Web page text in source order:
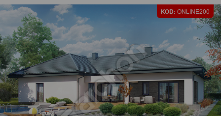
KOD: ONLINE200